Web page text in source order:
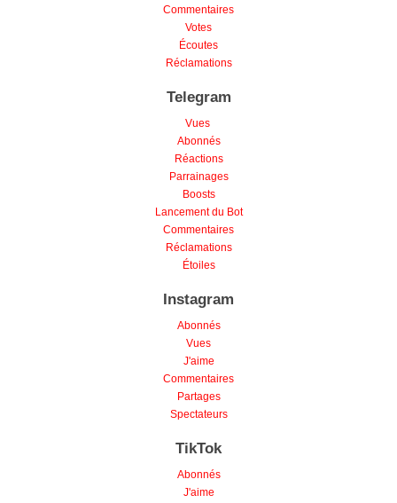
Commentaires
Votes
Écoutes
Réclamations
Telegram
Vues
Abonnés
Réactions
Parrainages
Boosts
Lancement du Bot
Commentaires
Réclamations
Étoiles
Instagram
Abonnés
Vues
J'aime
Commentaires
Partages
Spectateurs
TikTok
Abonnés
J'aime